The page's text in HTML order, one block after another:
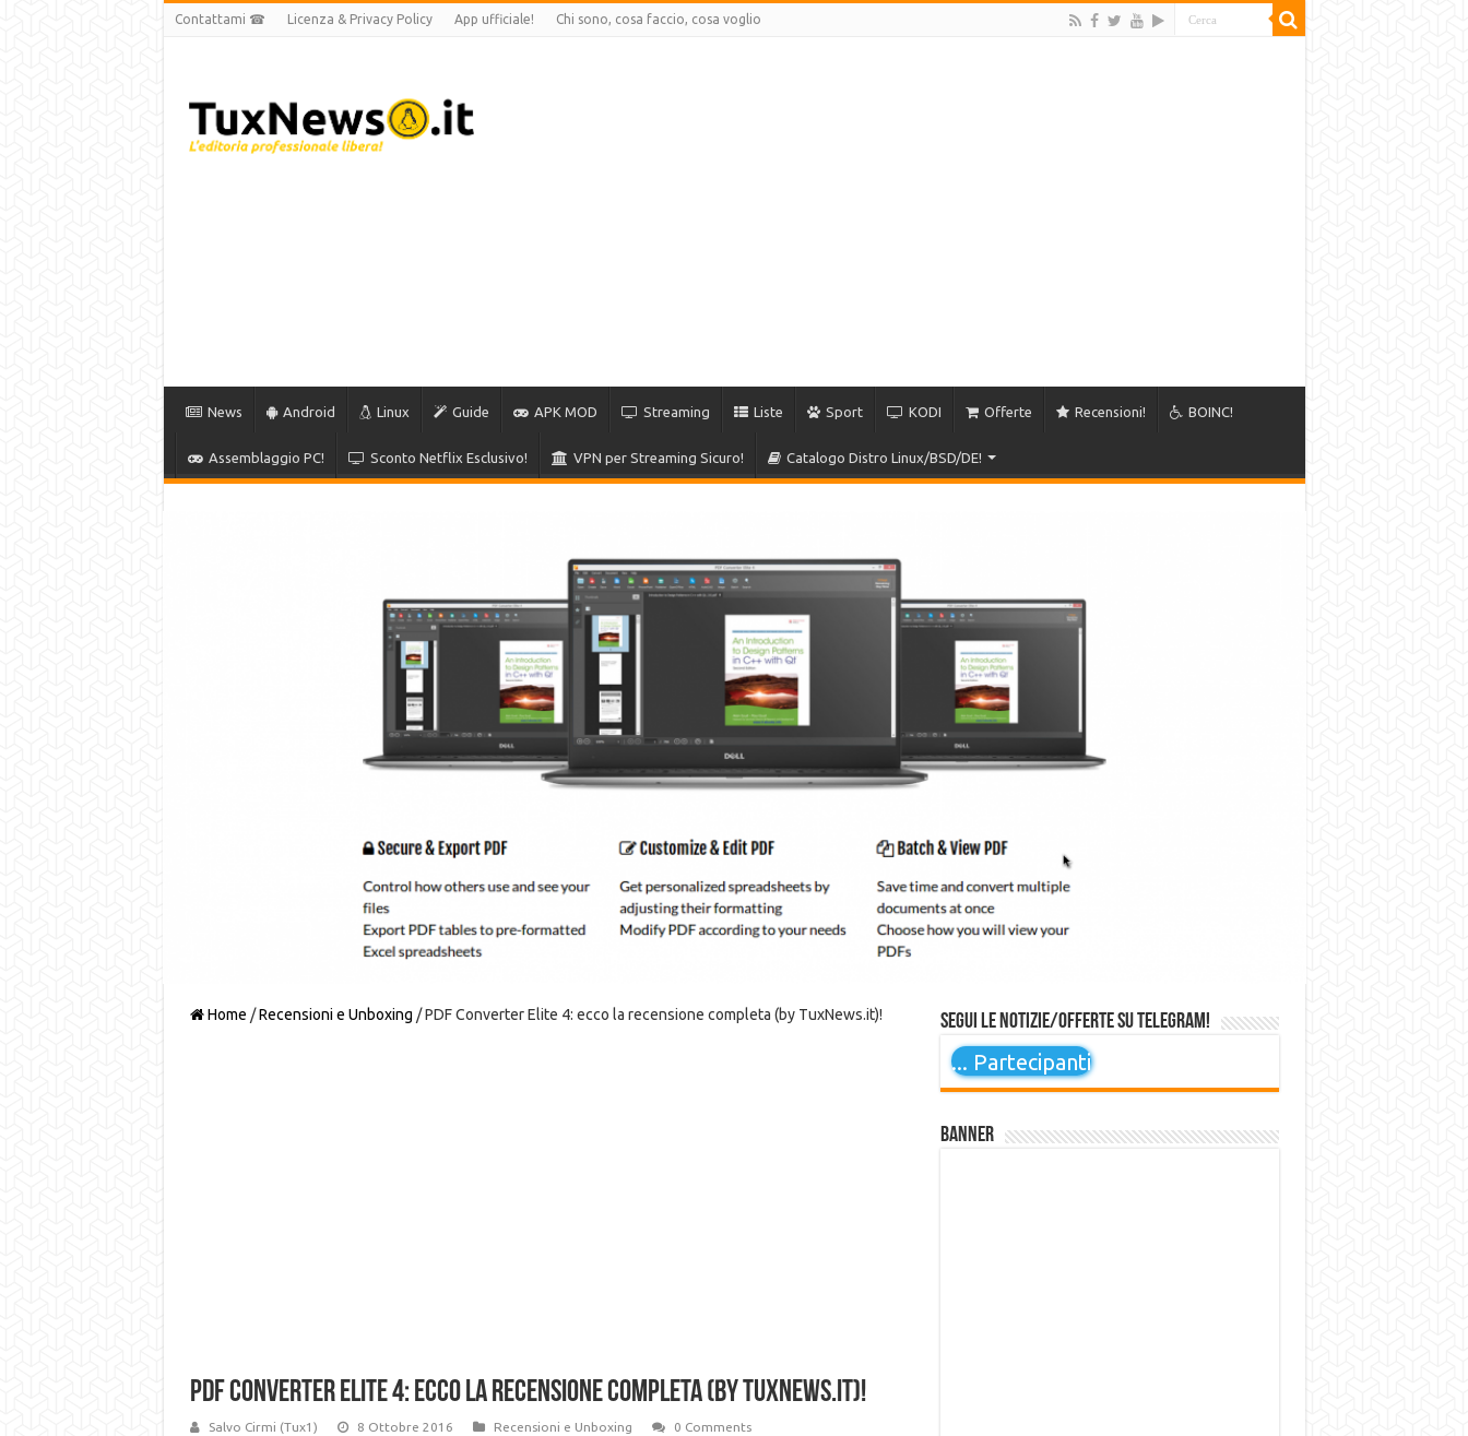
Contattami ☎ Licenza & Privacy Policy App ufficiale! Chi sono, cosa faccio, cosa voglio
News Android Linux Guide APK MOD Streaming Liste Sport KODI Offerte Recensioni! BOINC!
Assemblaggio PC! Sconto Netflix Esclusivo! VPN per Streaming Sicuro! Catalogo Distro Linux/BSD/DE!
Home / Recensioni e Unboxing / PDF Converter Elite 4: ecco la recensione completa (by TuxNews.it)!
PDF Converter Elite 4: ecco la recensione completa (by TuxNews.it)!
Salvo Cirmi (Tux1) 8 Ottobre 2016 Recensioni e Unboxing 0 Comments
Segui le notizie/offerte su Telegram!
... Partecipanti
Banner